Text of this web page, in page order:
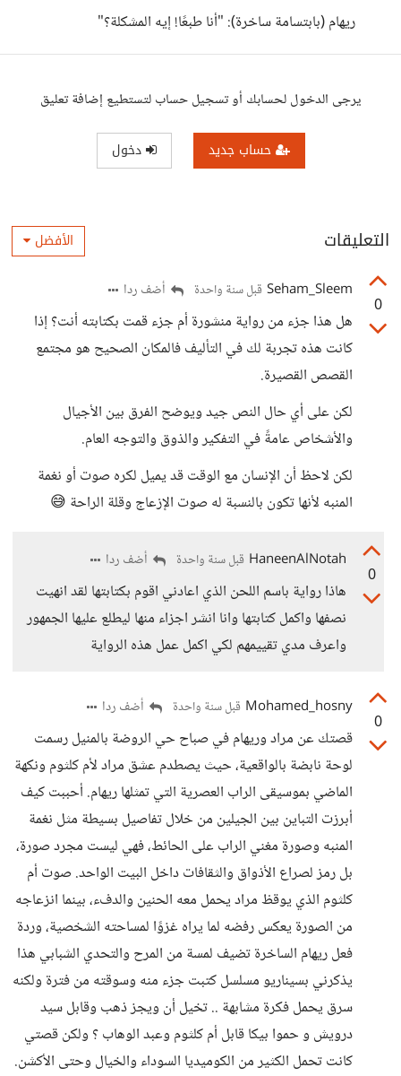
ريهام (بابتسامة ساخرة): "أنا طبعًا! إيه المشكلة؟"
يرجى الدخول لحسابك أو تسجيل حساب لتستطيع إضافة تعليق
حساب جديد دخول
التعليقات الأفضل
0
Seham_Sleem قبل سنة واحدة أضف ردا
هل هذا جزء من رواية منشورة أم جزء قمت بكتابته أنت؟ إذا
كانت هذه تجربة لك في التأليف فالمكان الصحيح هو مجتمع
القصص القصيرة.
لكن على أي حال النص جيد ويوضح الفرق بين الأجيال
والأشخاص عامةً في التفكير والذوق والتوجه العام.
لكن لاحظ أن الإنسان مع الوقت قد يميل لكره صوت أو نغمة
المنبه لأنها تكون بالنسبة له صوت الإزعاج وقلة الراحة 😅
0
HaneenAlNotah قبل سنة واحدة أضف ردا
هاذا رواية باسم اللحن الذي اعادني اقوم بكتابتها لقد انهيت
نصفها واكمل كتابتها وانا انشر اجزاء منها ليطلع عليها الجمهور
واعرف مدي تقييمهم لكي اكمل عمل هذه الرواية
0
Mohamed_hosny قبل سنة واحدة أضف ردا
قصتك عن مراد وريهام في صباح حي الروضة بالمنيل رسمت
لوحة نابضة بالواقعية، حيث يصطدم عشق مراد لأم كلثوم ونكهة
الماضي بموسيقى الراب العصرية التي تمثلها ريهام. أحببت كيف
أبرزت التباين بين الجيلين من خلال تفاصيل بسيطة مثل نغمة
المنبه وصورة مغني الراب على الحائط، فهي ليست مجرد صورة،
بل رمز لصراع الأذواق والثقافات داخل البيت الواحد. صوت أم
كلثوم الذي يوقظ مراد يحمل معه الحنين والدفء، بينما انزعاجه
من الصورة يعكس رفضه لما يراه غزوًا لمساحته الشخصية، وردة
فعل ريهام الساخرة تضيف لمسة من المرح والتحدي الشبابي هذا
يذكرني بسيناريو مسلسل كتبت جزء منه وسوقته من فترة ولكنه
سرق يحمل فكرة مشابهة .. تخيل أن ويجز ذهب وقابل سيد
درويش و حموا بيكا قابل أم كلثوم وعبد الوهاب ؟ ولكن قصتي
كانت تحمل الكثير من الكوميديا السوداء والخيال وحتى الأكشن.